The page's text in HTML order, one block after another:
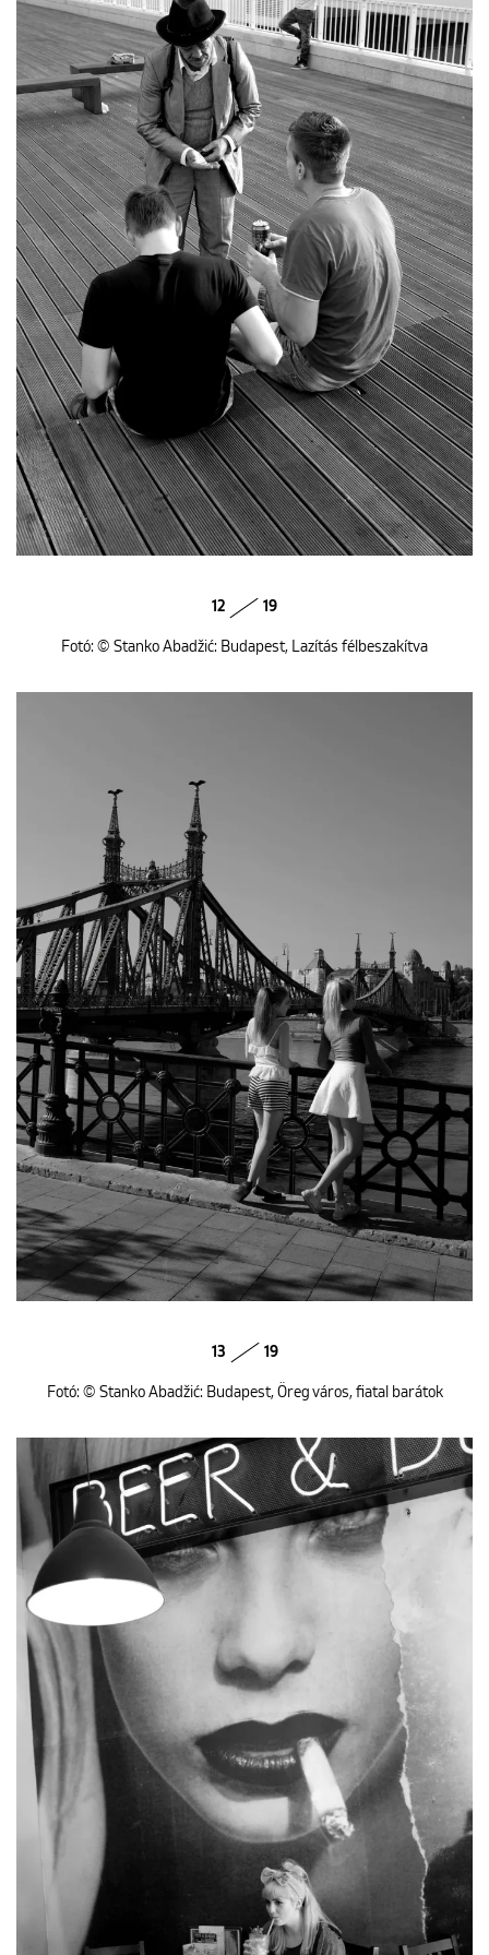
12 19
Fotó: © Stanko Abadžić: Budapest, Lazítás félbeszakítva
13 19
Fotó: © Stanko Abadžić: Budapest, Öreg város, fiatal barátok